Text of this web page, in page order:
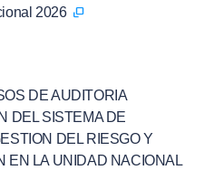
2026
DE AUDITORIA
DEL SISTEMA DE
DEL RIESGO Y
EN LA UNIDAD NACIONAL